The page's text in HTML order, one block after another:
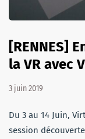
[RENNES]
la VR avec
3 juin 2019
Du 3 au 14 Juin,
session